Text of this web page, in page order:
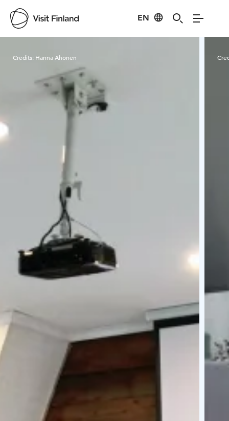
EN
Credits: Hanna Ahonen